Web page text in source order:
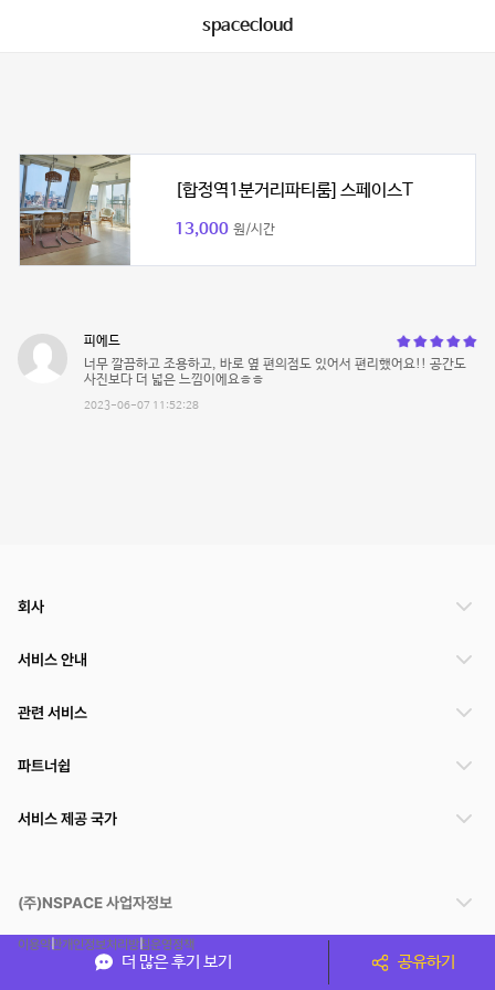
spacecloud
[합정역1분거리파티룸] 스페이스T
13,000 원/시간
피에드
너무 깔끔하고 조용하고, 바로 옆 편의점도 있어서 편리했어요!! 공간도
사진보다 더 넓은 느낌이에요ㅎㅎ
2023-06-07 11:52:28
더 많은 후기 보기 공유하기
회사
서비스 안내
관련 서비스
파트너쉽
서비스 제공 국가
(주)NSPACE 사업자정보
이용약관개인정보처리방침운영정책
스페이스클라우드는 통신판매중개자이며 통신판매의 당사자가 아닙니다. 따라서 스페이스클